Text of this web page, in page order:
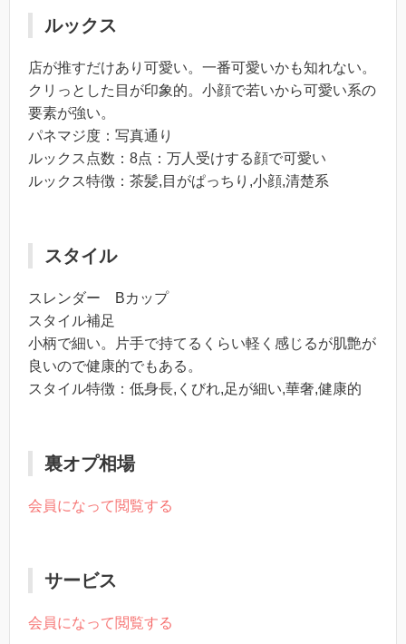
ルックス
店が推すだけあり可愛い。一番可愛いかも知れない。
クリっとした目が印象的。小顔で若いから可愛い系の
要素が強い。
パネマジ度：写真通り
ルックス点数：8点：万人受けする顔で可愛い
ルックス特徴：茶髪,目がぱっちり,小顔,清楚系
スタイル
スレンダー Bカップ
スタイル補足
小柄で細い。片手で持てるくらい軽く感じるが肌艶が
良いので健康的でもある。
スタイル特徴：低身長,くびれ,足が細い,華奢,健康的
裏オプ相場
会員になって閲覧する
サービス
会員になって閲覧する